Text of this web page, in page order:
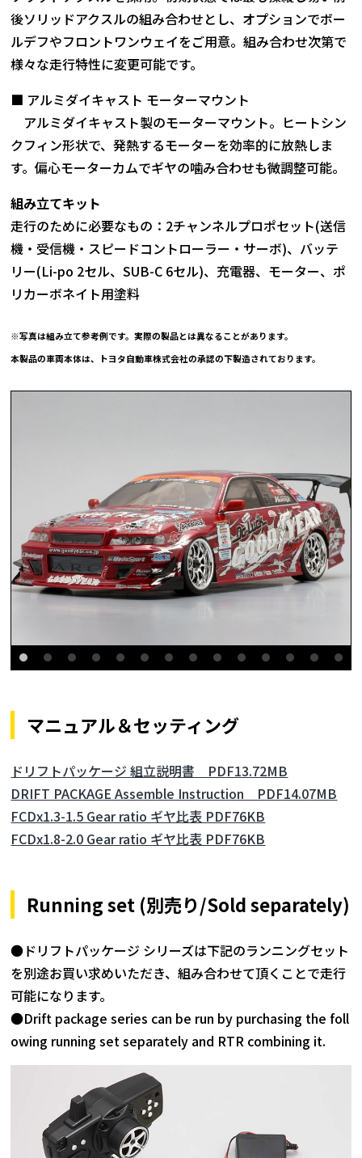
後ソリッドアクスルの組み合わせとし、オプションでボー
ルデフやフロントワンウェイをご用意。組み合わせ次第で
様々な走行特性に変更可能です。
■ アルミダイキャスト モーターマウント
アルミダイキャスト製のモーターマウント。ヒートシン
クフィン形状で、発熱するモーターを効率的に放熱しま
す。偏心モーターカムでギヤの噛み合わせも微調整可能。
組み立てキット
走行のために必要なもの：2チャンネルプロポセット(送信
機・受信機・スピードコントローラー・サーボ)、バッテ
リー(Li-po 2セル、SUB-C 6セル)、充電器、モーター、ポ
リカーボネイト用塗料
※写真は組み立て参考例です。実際の製品とは異なることがあります。
本製品の車両本体は、トヨタ自動車株式会社の承認の下製造されております。
マニュアル＆セッティング
ドリフトパッケージ 組立説明書 PDF13.72MB
DRIFT PACKAGE Assemble Instruction PDF14.07MB
FCDx1.3-1.5 Gear ratio ギヤ比表 PDF76KB
FCDx1.8-2.0 Gear ratio ギヤ比表 PDF76KB
Running set (別売り/Sold separately)
●ドリフトパッケージ シリーズは下記のランニングセット
を別途お買い求めいただき、組み合わせて頂くことで走行
可能になります。
●Drift package series can be run by purchasing the foll
owing running set separately and RTR combining it.